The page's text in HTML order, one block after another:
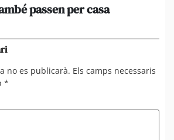
passen per casa
no es publicarà. Els camps necessaris
*